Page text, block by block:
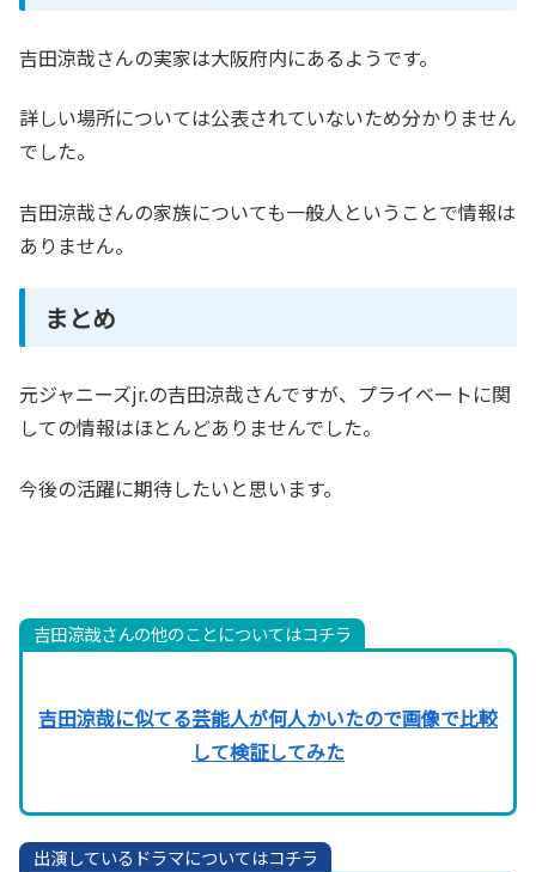
吉田涼哉さんの実家は大阪府内にあるようです。
詳しい場所については公表されていないため分かりません
でした。
吉田涼哉さんの家族についても一般人ということで情報は
ありません。
まとめ
元ジャニーズjr.の吉田涼哉さんですが、プライベートに関
しての情報はほとんどありませんでした。
今後の活躍に期待したいと思います。
吉田涼哉さんの他のことについてはコチラ
吉田涼哉に似てる芸能人が何人かいたので画像で比較
して検証してみた
出演しているドラマについてはコチラ